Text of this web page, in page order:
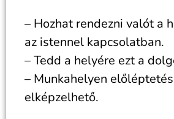
– Hozhat rendezni valót a
az istennel kapcsolatban.
– Tedd a helyére ezt a
– Munkahelyen
elképzelhető.